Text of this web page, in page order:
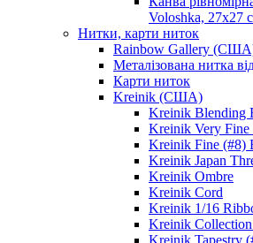
Voloshka, 27х27
Нитки, карти ниток
Rainbow Gallery
Металізована нитка
Карти ниток
Kreinik (США)
Kreinik Blending
Kreinik Very Fine
Kreinik Fine (#8)
Kreinik Japan
Kreinik Ombre
Kreinik Cord
Kreinik 1/16
Kreinik
Kreinik Tapestry